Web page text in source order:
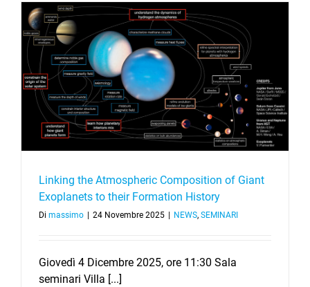
Linking the Atmospheric Composition of Giant
Exoplanets to their Formation History
Di massimo 24 Novembre 2025 NEWS, SEMINARI
Giovedì 4 Dicembre 2025, ore 11:30 Sala
seminari Villa [...]